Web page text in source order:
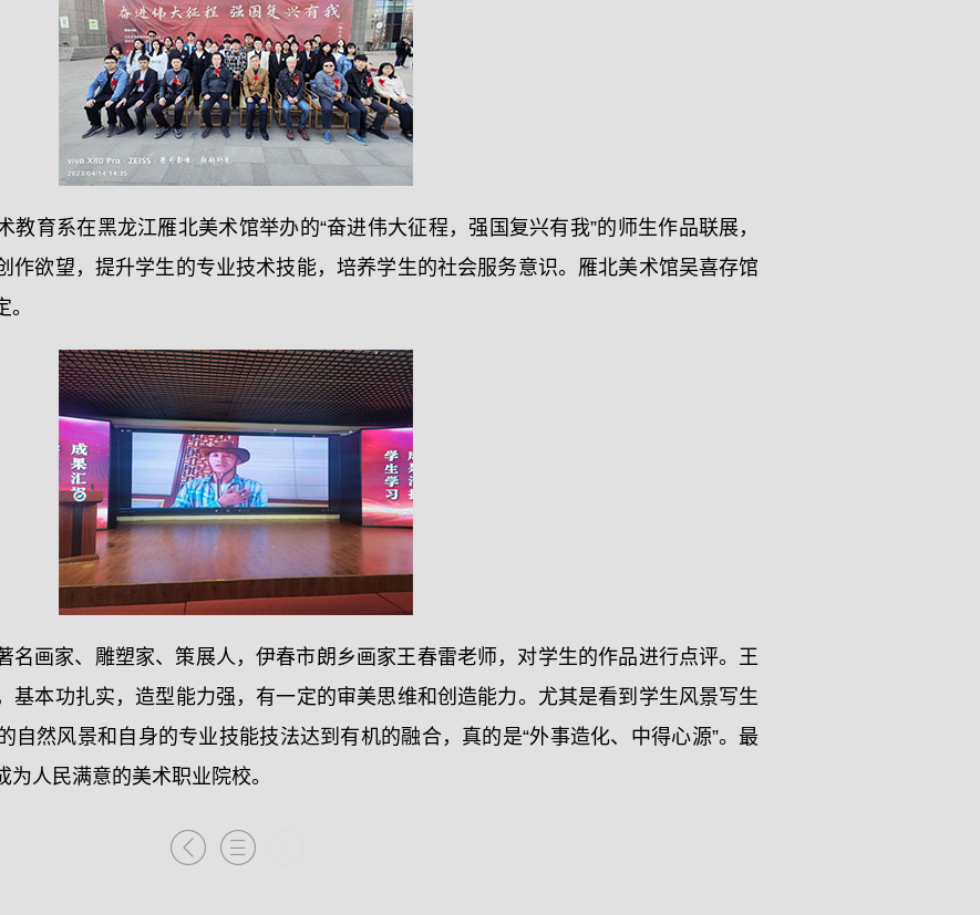
教育系在黑龙江雁北美术馆举办的“奋进伟大征程，强国复兴有我”的师生作品联展，
作欲望，提升学生的专业技术技能，培养学生的社会服务意识。雁北美术馆吴喜存馆
名画家、雕塑家、策展人，伊春市朗乡画家王春雷老师，对学生的作品进行点评。王
基本功扎实，造型能力强，有一定的审美思维和创造能力。尤其是看到学生风景写生
自然风景和自身的专业技能技法达到有机的融合，真的是“外事造化、中得心源”。最
人民满意的美术职业院校。